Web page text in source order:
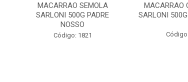
MACARRAO SEMOLA
SARLONI 500G PADRE
NOSSO
Código: 1821
MACARRAO
SARLONI